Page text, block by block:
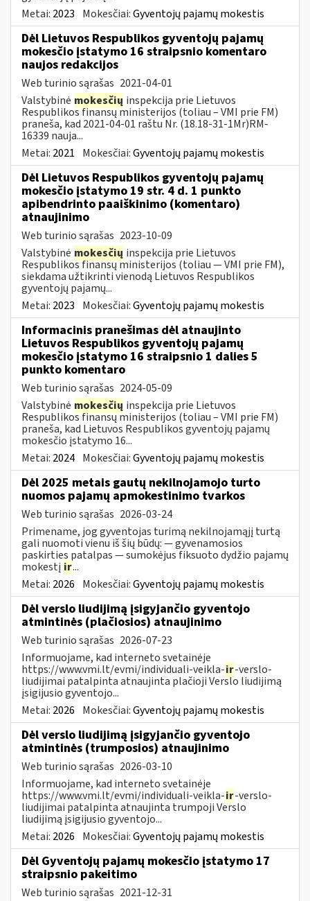
Metai: 2023 Mokesčiai:Gyventojų pajamų mokestis
Dėl Lietuvos Respublikos gyventojų pajamų
mokesčio įstatymo 16 straipsnio komentaro
naujos redakcijos
Web turinio sąrašas 2021-04-01
Valstybinė mokesčių inspekcija prie Lietuvos
Respublikos finansų ministerijos (toliau – VMI prie FM)
praneša, kad 2021-04-01 raštu Nr. (18.18-31-1Mr)RM-
16339 nauja...
Metai: 2021 Mokesčiai:Gyventojų pajamų mokestis
Dėl Lietuvos Respublikos gyventojų pajamų
mokesčio įstatymo 19 str. 4 d. 1 punkto
apibendrinto paaiškinimo (komentaro)
atnaujinimo
Web turinio sąrašas 2023-10-09
Valstybinė mokesčių inspekcija prie Lietuvos
Respublikos finansų ministerijos (toliau — VMI prie FM),
siekdama užtikrinti vienodą Lietuvos Respublikos
gyventojų pajamų...
Metai: 2023 Mokesčiai:Gyventojų pajamų mokestis
Informacinis pranešimas dėl atnaujinto
Lietuvos Respublikos gyventojų pajamų
mokesčio įstatymo 16 straipsnio 1 dalies 5
punkto komentaro
Web turinio sąrašas 2024-05-09
Valstybinė mokesčių inspekcija prie Lietuvos
Respublikos finansų ministerijos (toliau – VMI prie FM)
praneša, kad Lietuvos Respublikos gyventojų pajamų
mokesčio įstatymo 16...
Metai: 2024 Mokesčiai:Gyventojų pajamų mokestis
Dėl 2025 metais gautų nekilnojamojo turto
nuomos pajamų apmokestinimo tvarkos
Web turinio sąrašas 2026-03-24
Primename, jog gyventojas turimą nekilnojamąjį turtą
gali nuomoti vienu iš šių būdų: — gyvenamosios
paskirties patalpas — sumokėjus fiksuoto dydžio pajamų
mokestį ir...
Metai: 2026 Mokesčiai:Gyventojų pajamų mokestis
Dėl verslo liudijimą įsigyjančio gyventojo
atmintinės (plačiosios) atnaujinimo
Web turinio sąrašas 2026-07-23
Informuojame, kad interneto svetainėje
https://www.vmi.lt/evmi/individuali-veikla-ir-verslo-
liudijimai patalpinta atnaujinta plačioji Verslo liudijimą
įsigijusio gyventojo...
Metai: 2026 Mokesčiai:Gyventojų pajamų mokestis
Dėl verslo liudijimą įsigyjančio gyventojo
atmintinės (trumposios) atnaujinimo
Web turinio sąrašas 2026-03-10
Informuojame, kad interneto svetainėje
https://www.vmi.lt/evmi/individuali-veikla-ir-verslo-
liudijimai patalpinta atnaujinta trumpoji Verslo
liudijimą įsigijusio gyventojo...
Metai: 2026 Mokesčiai:Gyventojų pajamų mokestis
Dėl Gyventojų pajamų mokesčio įstatymo 17
straipsnio pakeitimo
Web turinio sąrašas 2021-12-31